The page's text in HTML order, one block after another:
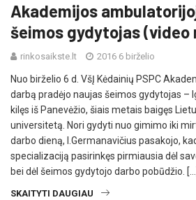
Akademijos
šeimos gydytojas
rinkosaikste.lt 2016 6 birželio
Nuo birželio 6 d. VšĮ Kėdainių PSPC
darbą pradėjo naujas šeimos gydytojas –
kilęs iš Panevėžio, šiais metais baigęs
universitetą. Nori gydyti nuo gimimo iki
darbo dieną, I.Germanavičius pasakojo,
specializaciją pasirinkęs pirmiausia dėl
bei dėl šeimos gydytojo darbo pobūdžio. […]
SKAITYTI DAUGIAU